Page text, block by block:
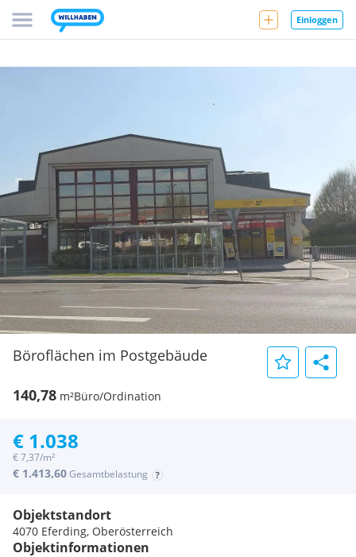
Einloggen
Böroflächen im Postgebäude
140,78 m²Büro/Ordination
€ 1.038
€ 7,37/m²
€ 1.413,60Gesamtbelastung
Objektstandort
4070 Eferding, Oberösterreich
Objektinformationen